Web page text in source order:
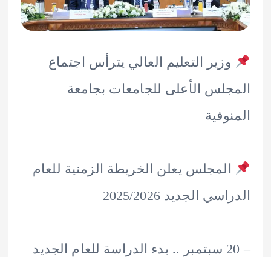
التعليم العالي يترأس اجتماع
الأعلى للجامعات بجامعة
يعلن الخريطة الزمنية للعام
الجديد 2025/2026
– 20 سبتمبر .. بدء الدراسة للعام الجديد